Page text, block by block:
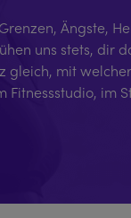
Ängste,
uns stets, dir
gleich, mit
im